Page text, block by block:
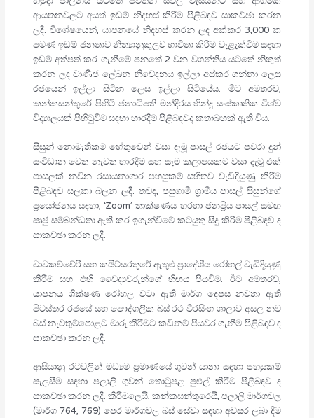
ආයතනවලට අයත් ඉඩම් නිදහස් කිරීම පිළිබඳව සාකච්ඡා කරන
ලදී. විශේෂයෙන්, යාපනයේ නිදහස් කරන ලද අක්කර 3,000 ක
පමණ ඉඩම් ජනතාව නීත්‍යානුකූලව භාවිතා කිරීම වැළැක්වීම සඳහා
ඉඩම් අත්පත් කර ගැනීමේ පනතේ 2 වන වගන්තිය යටතේ නිකුත්
කරන ලද වාණිජ ලේඛන නිවේදනය ඉල්ලා අස්කර ගන්නා ලෙස
රජයෙන් ඉල්ලා සිටින ලෙස ඉල්ලා සිටියේය. මීට අමතරව,
කන්කසන්තුරේ පිහිටි ජනාධිපති මන්දිරය හින්දු සංස්කෘතික විශ්ව
විද්‍යාලයක් පිහිටුවීම සඳහා භාරදීම පිළිබඳවද කතාබහක් ඇති විය.
සිසුන් නොමැතිකම හේතුවෙන් වසා දැමූ පාසල් රජයට පවරා දුන්
සංවිධාන වෙත නැවත භාරදීම සහ සෑම කලාපයකම වසා දැමූ එක්
පාසලක් නවීන රසායනාගාර පහසුකම් සහිතව වැඩිදියුණු කිරීම
පිළිබඳව සලකා බලන ලදී. තවද, පසුගාමී ග්‍රාමීය පාසල් සිසුන්ගේ
ප්‍රයෝජනය සඳහා, ‘Zoom’ තාක්ෂණය හරහා ජනප්‍රිය පාසල් සමඟ
සෘජු සම්බන්ධතා ඇති කර ඉගැන්වීමේ කටයුතු සිදු කිරීම පිළිබඳව ද
සාකච්ඡා කරන ලදී.
චාවකච්චේරි සහ කයිට්සරතුරේ ඇතුළු ප්‍රාදේශීය රෝහල් වැඩිදියුණු
කිරීම සහ එහි වෛද්‍යවරුන්ගේ හිඟය පියවීම. ඊට අමතරව,
යාපනය ශික්ෂණ රෝහල වටා ඇති මාර්ග දෙපස නවතා ඇති
පිටස්තර රජයේ සහ පෞද්ගලික බස් රථ වීරසිංහ ශාලාව අසල නව
බස් නැවතුම්පොළට මාරු කිරීමට කඩිනම් පියවර ගැනීම පිළිබඳව ද
සාකච්ඡා කරන ලදී.
ආසියානු රටවලින් මධ්‍යම ප්‍රමාණයේ ගුවන් යානා සඳහා පහසුකම්
සැලසීම සඳහා පලාලි ගුවන් තොටුපළ පුළුල් කිරීම පිළිබඳව ද
සාකච්ඡා කරන ලදී. කීරිමලෙයි, කන්කසන්තුරෙයි, පලාලි මාර්ගවල
(මාර්ග 764, 769) පෙර මාර්ගවල බස් සේවා සඳහා අවසර ලබා දීම